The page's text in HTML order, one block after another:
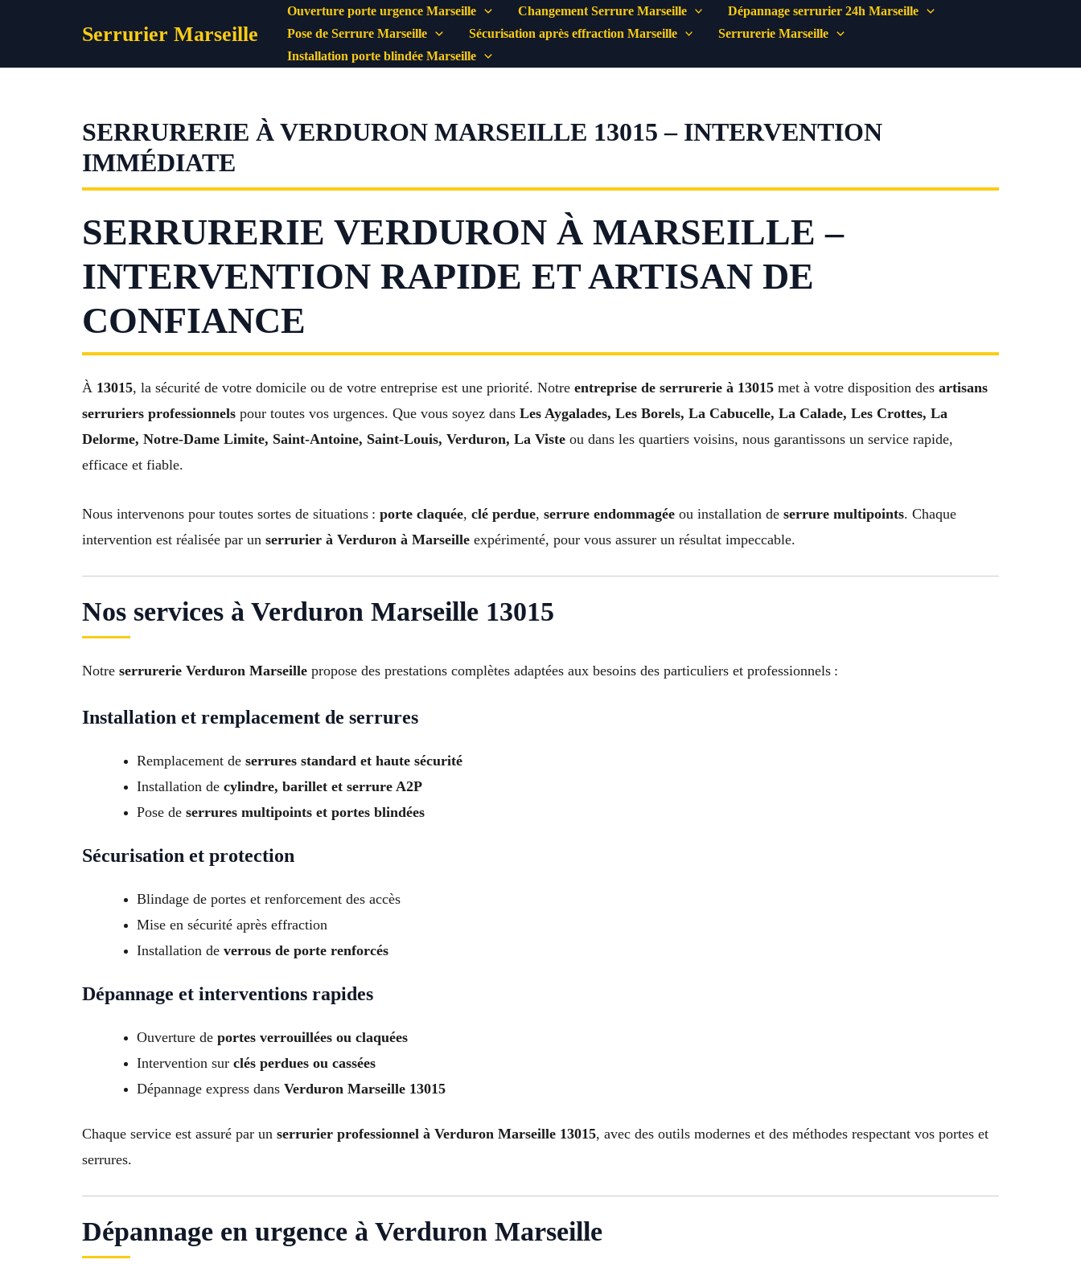
Serrurier Marseille
Ouverture porte urgence Marseille Changement Serrure Marseille
Dépannage serrurier 24h Marseille
Pose de Serrure Marseille
Sécurisation après effraction Marseille
Serrurerie Marseille
Installation porte blindée Marseille
SERRURERIE À VERDURON MARSEILLE 13015 – INTERVENTION
IMMÉDIATE
SERRURERIE VERDURON À MARSEILLE –
INTERVENTION RAPIDE ET ARTISAN DE
CONFIANCE
À 13015, la sécurité de votre domicile ou de votre entreprise est une priorité. Notre entreprise de serrurerie à 13015 met à votre disposition des artisans
serruriers professionnels pour toutes vos urgences. Que vous soyez dans Les Aygalades, Les Borels, La Cabucelle, La Calade, Les Crottes, La
Delorme, Notre-Dame Limite, Saint-Antoine, Saint-Louis, Verduron, La Viste ou dans les quartiers voisins, nous garantissons un service rapide,
efficace et fiable.
Nous intervenons pour toutes sortes de situations : porte claquée, clé perdue, serrure endommagée ou installation de serrure multipoints. Chaque
intervention est réalisée par un serrurier à Verduron à Marseille expérimenté, pour vous assurer un résultat impeccable.
Nos services à Verduron Marseille 13015
Notre serrurerie Verduron Marseille propose des prestations complètes adaptées aux besoins des particuliers et professionnels :
Installation et remplacement de serrures
Remplacement de serrures standard et haute sécurité
Installation de cylindre, barillet et serrure A2P
Pose de serrures multipoints et portes blindées
Sécurisation et protection
Blindage de portes et renforcement des accès
Mise en sécurité après effraction
Installation de verrous de porte renforcés
Dépannage et interventions rapides
Ouverture de portes verrouillées ou claquées
Intervention sur clés perdues ou cassées
Dépannage express dans Verduron Marseille 13015
Chaque service est assuré par un serrurier professionnel à Verduron Marseille 13015, avec des outils modernes et des méthodes respectant vos portes et
serrures.
Dépannage en urgence à Verduron Marseille